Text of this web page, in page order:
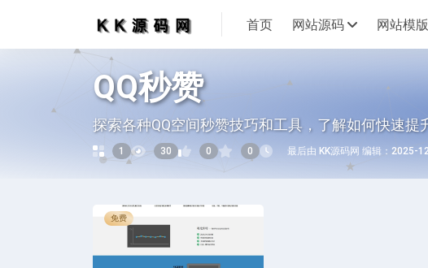
首页 网站源码 网站模版
QQ秒赞
探索各种QQ空间秒赞技巧和工具，了解如何快速提
1 30 0 0 最后由 KK源码网 编辑：2025-
免费